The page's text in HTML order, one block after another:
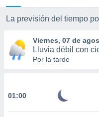
a este
las
y
forma
La previsión del tiempo
Viernes, 07 de
Lluvia débil con
Por la tarde
01:00